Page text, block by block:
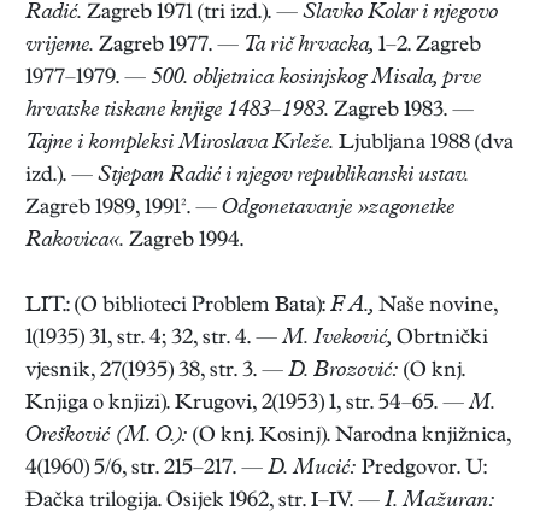
Radić. Zagreb 1971 (tri izd.). — Slavko Kolar i njegovo
vrijeme. Zagreb 1977. — Ta rič hrvacka, 1–2. Zagreb
1977–1979. — 500. obljetnica kosinjskog Misala, prve
hrvatske tiskane knjige 1483–1983. Zagreb 1983. —
Tajne i kompleksi Miroslava Krleže. Ljubljana 1988 (dva
izd.). — Stjepan Radić i njegov republikanski ustav.
Zagreb 1989, 1991². — Odgonetavanje »zagonetke
Rakovica«. Zagreb 1994.
LIT.: (O biblioteci Problem Bata): F. A., Naše novine,
1(1935) 31, str. 4; 32, str. 4. —M. Iveković, Obrtnički
vjesnik, 27(1935) 38, str. 3. — D. Brozović: (O knj.
Knjiga o knjizi). Krugovi, 2(1953) 1, str. 54–65. —M.
Orešković (M. O.): (O knj. Kosinj). Narodna knjižnica,
4(1960) 5/6, str. 215–217. — D. Mucić: Predgovor. U:
Đačka trilogija. Osijek 1962, str. I–IV. — I. Mažuran: